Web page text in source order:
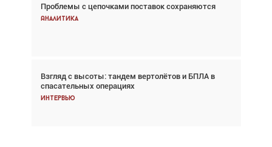
Проблемы с цепочками поставок сохраняются
Аналитика
Взгляд с высоты: тандем вертолётов и БПЛА в
спасательных операциях
Интервью
Впервые с 2024 года глобальный трафик
снижается три недели подряд
Частный самолёт – это актив. Подходите к
покупке соответствующим образом
Интервью